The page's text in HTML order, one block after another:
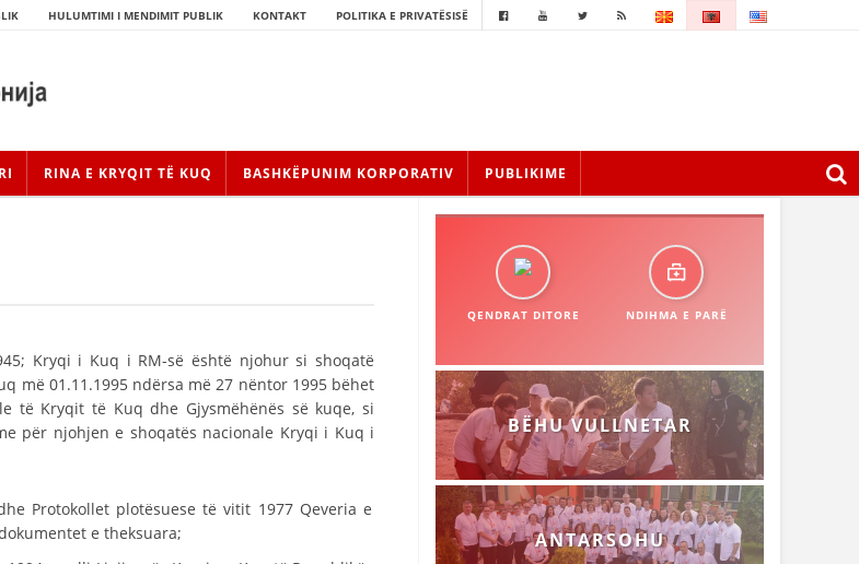
HULUMTIMI I MENDIMIT PUBLIK KONTAKT POLITIKA E PRIVATËSISË
RINA E KRYQIT TË KUQ BASHKËPUNIM KORPORATIV PUBLIKIME
HISTORIA E LËVIZJES
KONTAKT INFORMACIONE
Kryqi i Kuq i RM-së është njohur si shoqatë
më 01.11.1995 ndërsa më 27 nëntor 1995 bëhet
të Kryqit të Kuq dhe Gjysmëhënës së kuqe, si
për njohjen e shoqatës nacionale Kryqi i Kuq i
Protokollet plotësuese të vitit 1977 Qeveria e
e theksuara;
QENDRAT DITORE NDIHMA E PARË
BËHU VULLNETAR
ANTARSOHU